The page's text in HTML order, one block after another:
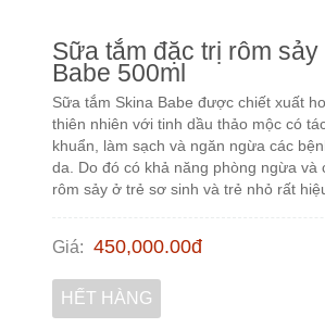
Sữa tắm đặc trị rôm sảy
Babe 500ml
Sữa tắm Skina Babe được chiết xuất
thiên nhiên với tinh dầu thảo mộc có
khuẩn, làm sạch và ngăn ngừa các
da. Do đó có khả năng phòng ngừa và
rôm sảy ở trẻ sơ sinh và trẻ nhỏ rất
Giá: 450,000.00đ
HẾT HÀNG